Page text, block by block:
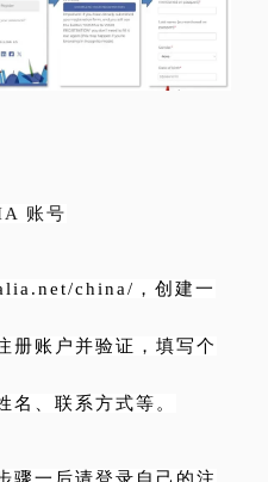
账号
china/，创建一
册账户并验证，填写个
名、联系方式等。
骤一后请登录自己的注